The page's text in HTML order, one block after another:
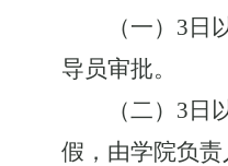
（一） 3 日
导员审批。
（二） 3 日
假，由学院负责